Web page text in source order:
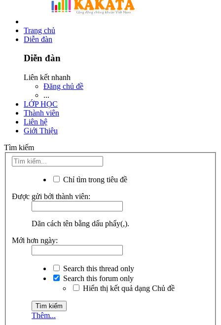
Trang chủ
Diễn đàn
Diễn đàn
Liên kết nhanh
Đăng chủ đề
...
LỚP HỌC
Thành viên
Liên hệ
Giới Thiệu
Tìm kiếm
Chỉ tìm trong tiêu đề
Được gửi bởi thành viên:
Dãn cách tên bằng dấu phẩy(,).
Mới hơn ngày:
Search this thread only
Search this forum only
Hiển thị kết quả dạng Chủ đề
Thêm...